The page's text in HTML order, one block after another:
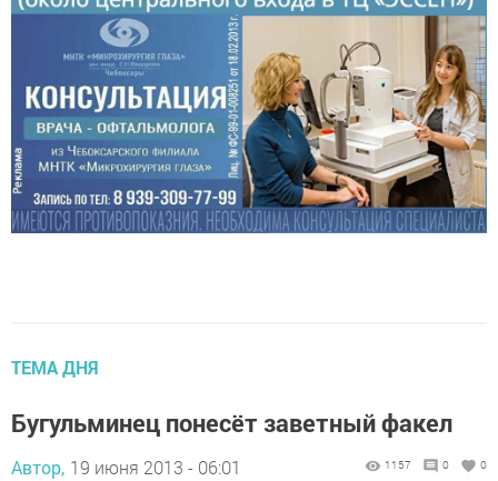
ТЕМА ДНЯ
Бугульминец понесёт заветный факел
Автор, 19 июня 2013 - 06:01 1157 0 0